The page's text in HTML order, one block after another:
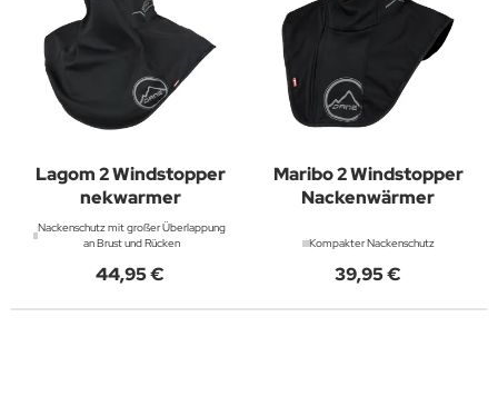
Lagom 2 Windstopper
nekwarmer
Nackenschutz mit großer Überlappung
an Brust und Rücken
44,95 €
Maribo 2 Windstopper
Nackenwärmer
Kompakter Nackenschutz
39,95 €